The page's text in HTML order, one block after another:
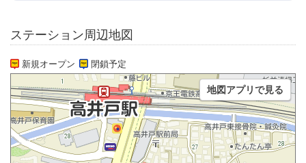
ステーション周辺地図
新規オープン 閉鎖予定
地図アプリで見る